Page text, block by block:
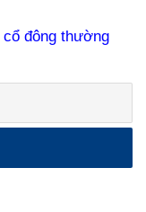
đông thường